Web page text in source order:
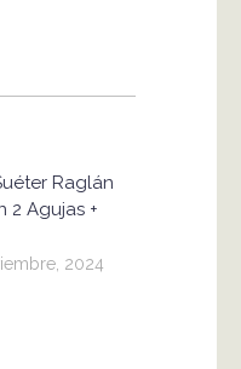
Raglán
2 Agujas +
2024